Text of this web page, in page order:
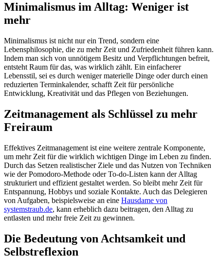
Minimalismus im Alltag: Weniger ist
mehr
Minimalismus ist nicht nur ein Trend, sondern eine
Lebensphilosophie, die zu mehr Zeit und Zufriedenheit führen kann.
Indem man sich von unnötigem Besitz und Verpflichtungen befreit,
entsteht Raum für das, was wirklich zählt. Ein einfacherer
Lebensstil, sei es durch weniger materielle Dinge oder durch einen
reduzierten Terminkalender, schafft Zeit für persönliche
Entwicklung, Kreativität und das Pflegen von Beziehungen.
Zeitmanagement als Schlüssel zu mehr
Freiraum
Effektives Zeitmanagement ist eine weitere zentrale Komponente,
um mehr Zeit für die wirklich wichtigen Dinge im Leben zu finden.
Durch das Setzen realistischer Ziele und das Nutzen von Techniken
wie der Pomodoro-Methode oder To-do-Listen kann der Alltag
strukturiert und effizient gestaltet werden. So bleibt mehr Zeit für
Entspannung, Hobbys und soziale Kontakte. Auch das Delegieren
von Aufgaben, beispielsweise an eine Hausdame von
systemstraub.de, kann erheblich dazu beitragen, den Alltag zu
entlasten und mehr freie Zeit zu gewinnen.
Die Bedeutung von Achtsamkeit und
Selbstreflexion